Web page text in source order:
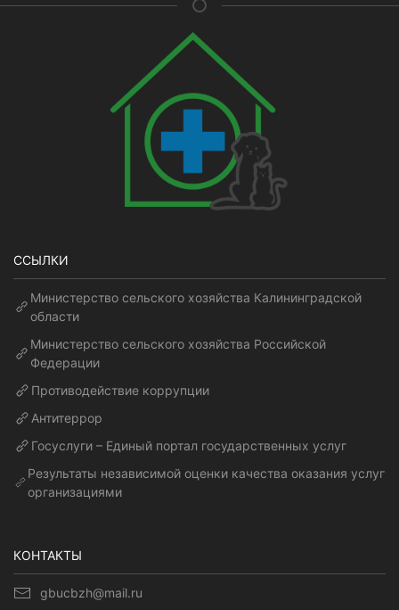
ССЫЛКИ
Министерство сельского хозяйства Калининградской
области
Министерство сельского хозяйства Российской
Федерации
Противодействие коррупции
Антитеррор
Госуслуги – Единый портал государственных услуг
Результаты независимой оценки качества оказания услуг
организациями
КОНТАКТЫ
gbucbzh@mail.ru